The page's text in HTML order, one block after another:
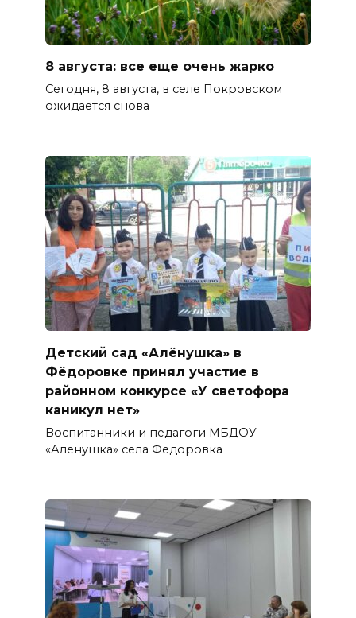
8 августа: все еще очень жарко
Сегодня, 8 августа, в селе Покровском
ожидается снова
Детский сад «Алёнушка» в
Фёдоровке принял участие в
районном конкурсе «У светофора
каникул нет»
Воспитанники и педагоги МБДОУ
«Алёнушка» села Фёдоровка